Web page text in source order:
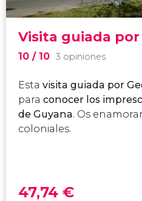
Visita guiada
10/ 10 3 opiniones
Estavisita guiada por
paraconocer los
de Guyana. Os
coloniales.
47,74€